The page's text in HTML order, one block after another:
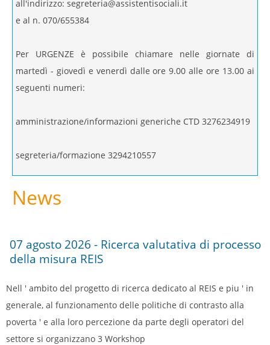
all'indirizzo: segreteria@assistentisociali.it
e al n. 070/655384
Per URGENZE è possibile chiamare nelle giornate di
martedì - giovedì e venerdì dalle ore 9.00 alle ore 13.00 ai
seguenti numeri:
amministrazione/informazioni generiche CTD 3276234919
segreteria/formazione 3294210557
News
07 agosto 2026 - Ricerca valutativa di processo
della misura REIS
Nell ' ambito del progetto di ricerca dedicato al REIS e piu ' in
generale, al funzionamento delle politiche di contrasto alla
poverta ' e alla loro percezione da parte degli operatori del
settore si organizzano 3 Workshop